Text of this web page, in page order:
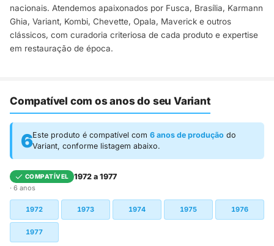
nacionais. Atendemos apaixonados por Fusca, Brasília, Karmann
Ghia, Variant, Kombi, Chevette, Opala, Maverick e outros
clássicos, com curadoria criteriosa de cada produto e expertise
em restauração de época.
Compatível com os anos do seu Variant
6Este produto é compatível com 6 anos de produção do
Variant, conforme listagem abaixo.
COMPATÍVEL 1972 a 1977
· 6 anos
1972 1973 1974 1975 1976
1977